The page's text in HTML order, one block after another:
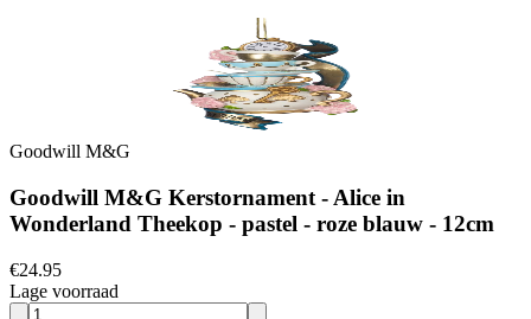
Goodwill M&G
Goodwill M&G Kerstornament - Alice in
Wonderland Theekop - pastel - roze blauw - 12cm
€24.95
Lage voorraad